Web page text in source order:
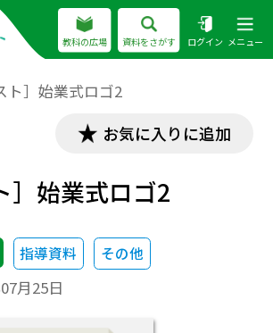
教科の広場 資料をさがす ログイン メニュー
ト］始業式ロゴ2
お気に入りに追加
］始業式ロゴ2
指導資料 その他
月25日